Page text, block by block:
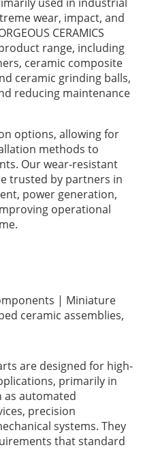
wear, impact, and
CERAMICS
range, including
ceramic composite
ceramic grinding balls,
reducing maintenance
options, allowing for
methods to
Our wear-resistant
trusted by partners in
power generation,
operational
| Miniature
ceramic assemblies,
are designed for high-
primarily in
as automated
precision
systems. They
that standard